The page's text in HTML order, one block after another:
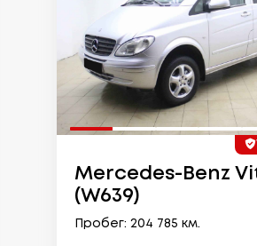
Mercedes-Benz
(W639)
Пробег: 204 785 км.